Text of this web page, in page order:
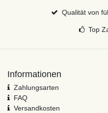
Qualität von
Top
Informationen
Zahlungsarten
FAQ
Versandkosten